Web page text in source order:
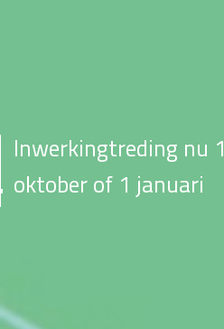
Inwerkingtreding nu 1
oktober of 1 januari